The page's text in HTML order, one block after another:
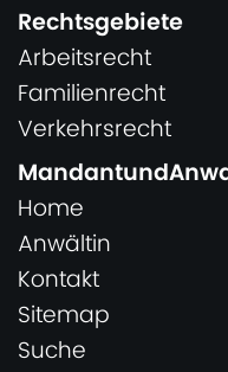
Rechtsgebiete
Arbeitsrecht
Familienrecht
Verkehrsrecht
Home
Anwältin
Kontakt
Sitemap
Suche